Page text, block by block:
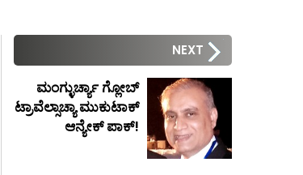
NEXT
ಮಂಗ್ಳುರ್ಚ್ಯಾ ಗ್ಲೋಬ್
ಟ್ರಾವೆಲ್ಸಾಚ್ಯಾ ಮುಕುಟಾಕ್
ಆನ್ಯೇಕ್ ಪಾಕ್!